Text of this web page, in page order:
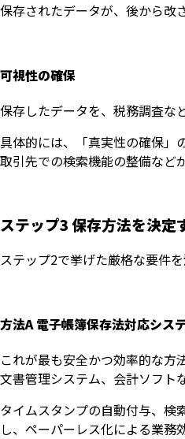
保存されたデータが、後から改
可視性の確保
保存したデータを、税務調査な
具体的には、「真実性の確保」
取引先での検索機能の整備など
ステップ3 保存方法を決定
ステップ2で挙げた厳格な要件
方法A 電子帳簿保存法対応シス
これが最も安全かつ効率的な方
文書管理システム、会計ソフト
タイムスタンプの自動付与、検
し、ペーパーレス化による業務